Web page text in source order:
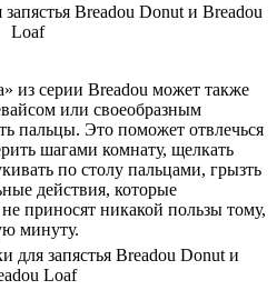
Breadou Donut и Breadou
Loaf
из серии Breadou может также
или своеобразным
пальцы. Это поможет отвлечься
шагами комнату, щелкать
по столу пальцами, грызть
действия, которые
приносят никакой пользы тому,
минуту.